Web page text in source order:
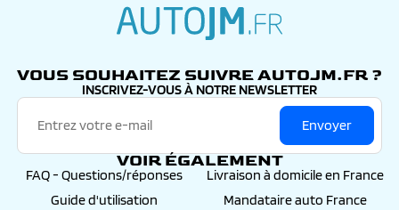
VOUS SOUHAITEZ SUIVRE AUTOJM.FR ?
INSCRIVEZ-VOUS À NOTRE NEWSLETTER
Envoyer
VOIR ÉGALEMENT
FAQ - Questions/réponses
Livraison à domicile en France
Guide d'utilisation
Mandataire auto France